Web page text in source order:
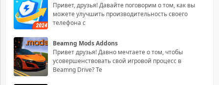
Привет, друзья! Давайте поговорим о том, как вы
можете улучшить производительность своего
телефона с
Beamng Mods Addons
Привет друзья! Давно мечтаете о том, чтобы
усовершенствовать свой игровой процесс в
Beamng Drive? Те